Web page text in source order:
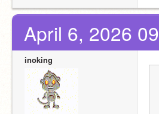
April 6, 2026
inoking